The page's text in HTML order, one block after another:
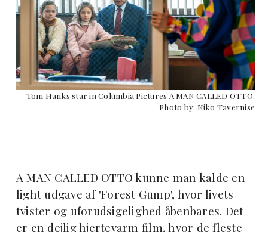
Tom Hanks star in Columbia Pictures A MAN CALLED OTTO.
Photo by: Niko Tavernise
A MAN CALLED OTTO kunne man kalde en
light udgave af 'Forest Gump', hvor livets
tvister og uforudsigelighed åbenbares. Det
er en dejlig hjertevarm film, hvor de fleste